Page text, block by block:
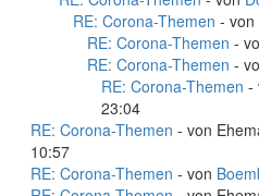
RE: Corona-Themen - von
RE: Corona-Themen -
RE: Corona-Themen -
RE: Corona-Themen -
23:04
RE: Corona-Themen - von
10:57
RE: Corona-Themen - von